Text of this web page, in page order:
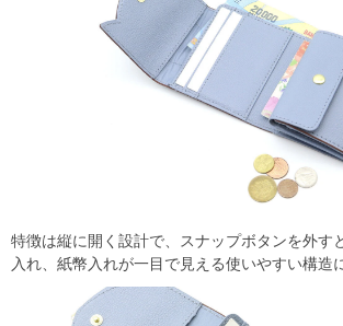
特徴は縦に開く設計で、スナップボタンを外す
入れ、紙幣入れが一目で見える使いやすい構造